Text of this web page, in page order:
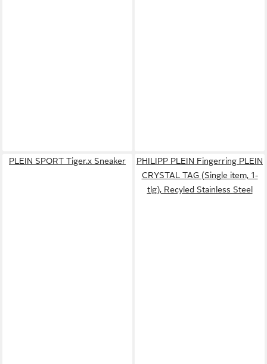
PLEIN SPORT Tiger.x Sneaker
PHILIPP PLEIN Fingerring PLEIN
CRYSTAL TAG (Single item, 1-
tlg), Recyled Stainless Steel